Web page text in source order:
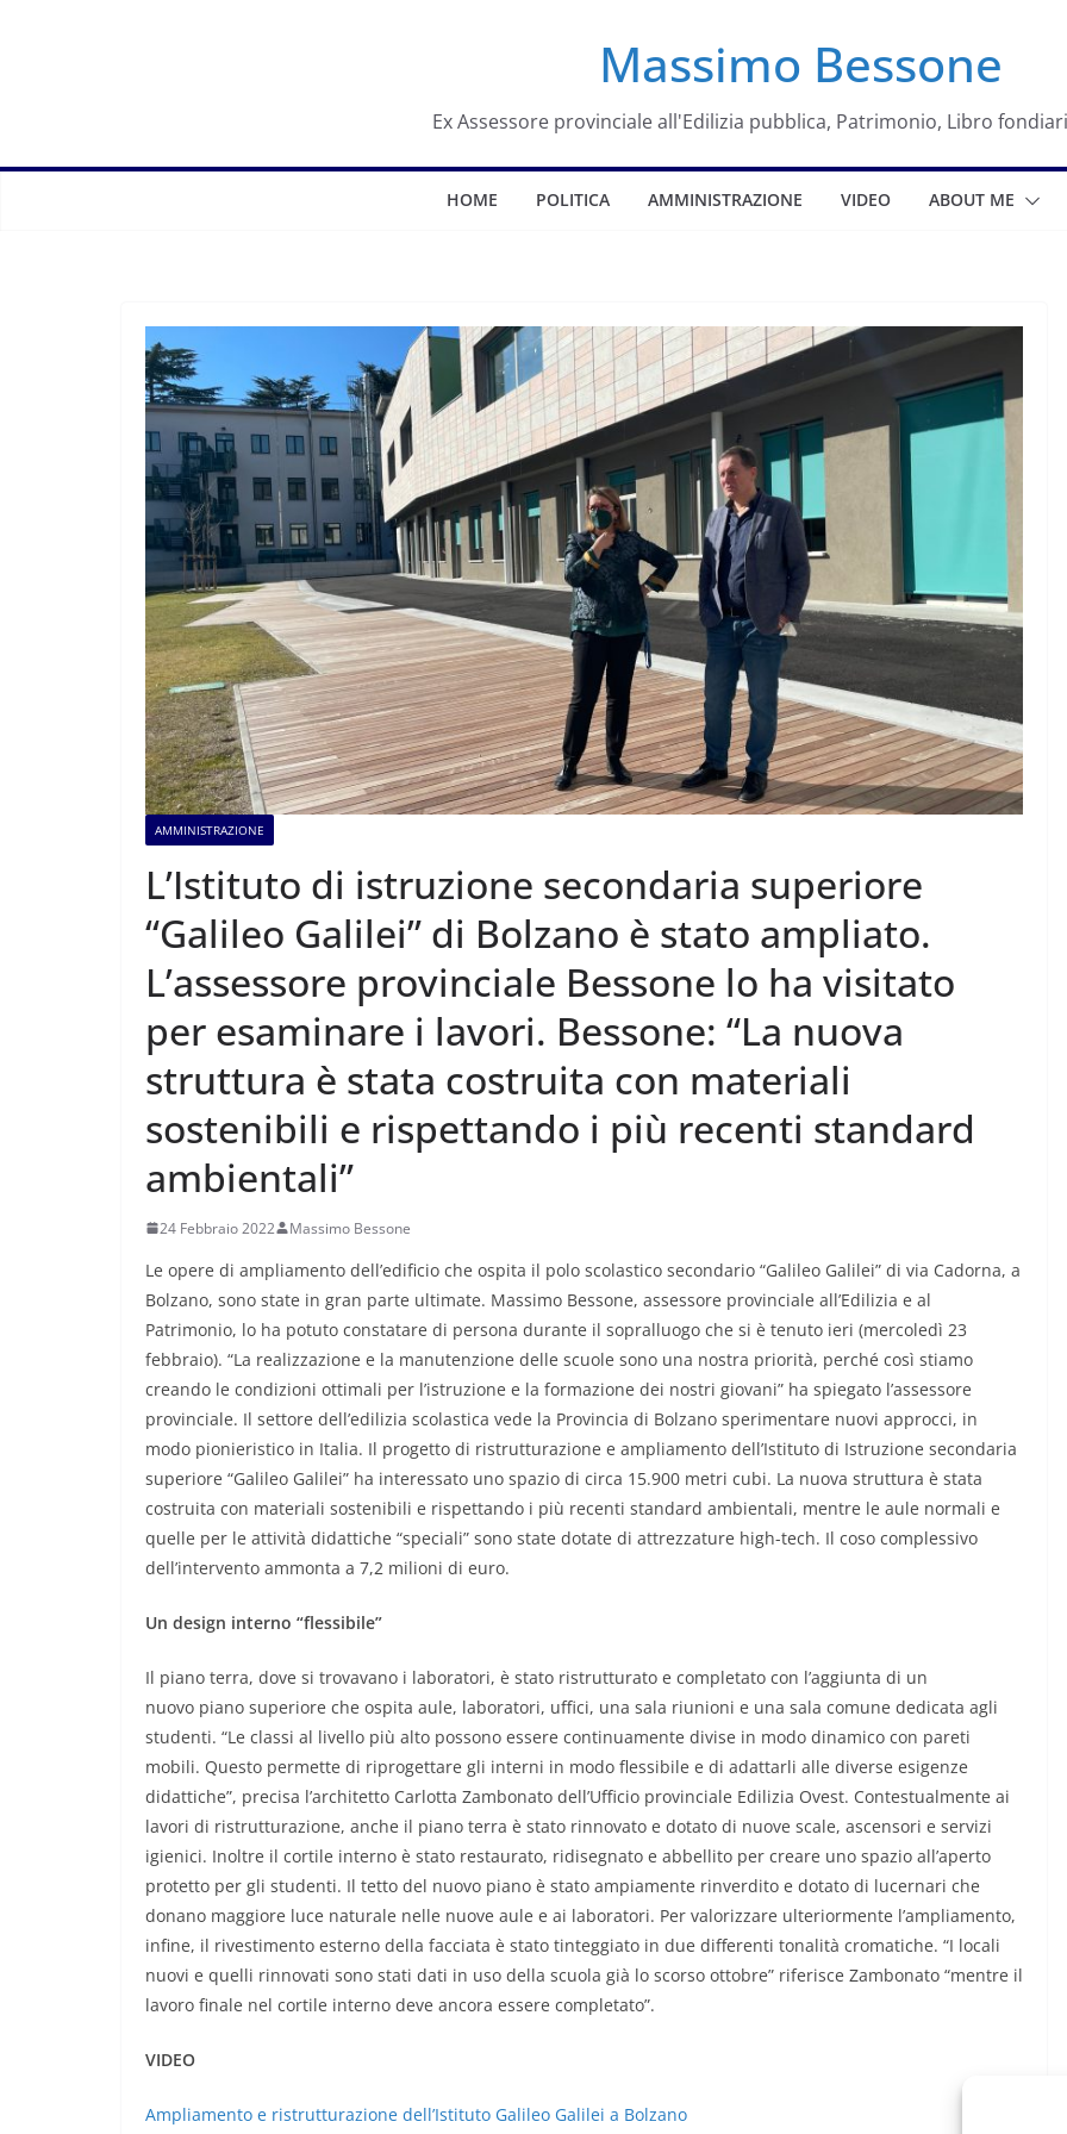
Massimo Bessone
Ex Assessore provinciale all'Edilizia pubblica, Patrimonio, Libro
HOME POLITICA AMMINISTRAZIONE VIDEO ABOUT ME
AMMINISTRAZIONE
L’Istituto di istruzione secondaria superiore
“Galileo Galilei” di Bolzano è stato ampliato.
L’assessore provinciale Bessone lo ha visitato
per esaminare i lavori. Bessone: “La nuova
struttura è stata costruita con materiali
sostenibili e rispettando i più recenti standard
ambientali”
24 Febbraio 2022 Massimo Bessone
Le opere di ampliamento dell’edificio che ospita il polo scolastico secondario “Galileo Galilei” di via Cadorna, a
Bolzano, sono state in gran parte ultimate. Massimo Bessone, assessore provinciale all’Edilizia e al
Patrimonio, lo ha potuto constatare di persona durante il sopralluogo che si è tenuto ieri (mercoledì 23
febbraio). “La realizzazione e la manutenzione delle scuole sono una nostra priorità, perché così stiamo
creando le condizioni ottimali per l’istruzione e la formazione dei nostri giovani” ha spiegato l’assessore
provinciale. Il settore dell’edilizia scolastica vede la Provincia di Bolzano sperimentare nuovi approcci, in
modo pionieristico in Italia. Il progetto di ristrutturazione e ampliamento dell’Istituto di Istruzione secondaria
superiore “Galileo Galilei” ha interessato uno spazio di circa 15.900 metri cubi. La nuova struttura è stata
costruita con materiali sostenibili e rispettando i più recenti standard ambientali, mentre le aule normali e
quelle per le attività didattiche “speciali” sono state dotate di attrezzature high-tech. Il coso complessivo
dell’intervento ammonta a 7,2 milioni di euro.
Un design interno “flessibile”
Il piano terra, dove si trovavano i laboratori, è stato ristrutturato e completato con l’aggiunta di un
nuovo piano superiore che ospita aule, laboratori, uffici, una sala riunioni e una sala comune dedicata agli
studenti. “Le classi al livello più alto possono essere continuamente divise in modo dinamico con pareti
mobili. Questo permette di riprogettare gli interni in modo flessibile e di adattarli alle diverse esigenze
didattiche”, precisa l’architetto Carlotta Zambonato dell’Ufficio provinciale Edilizia Ovest. Contestualmente ai
lavori di ristrutturazione, anche il piano terra è stato rinnovato e dotato di nuove scale, ascensori e servizi
igienici. Inoltre il cortile interno è stato restaurato, ridisegnato e abbellito per creare uno spazio all’aperto
protetto per gli studenti. Il tetto del nuovo piano è stato ampiamente rinverdito e dotato di lucernari che
donano maggiore luce naturale nelle nuove aule e ai laboratori. Per valorizzare ulteriormente l’ampliamento,
infine, il rivestimento esterno della facciata è stato tinteggiato in due differenti tonalità cromatiche. “I locali
nuovi e quelli rinnovati sono stati dati in uso della scuola già lo scorso ottobre” riferisce Zambonato “mentre il
lavoro finale nel cortile interno deve ancora essere completato”.
VIDEO
Ampliamento e ristrutturazione dell’Istituto Galileo Galilei a Bolzano